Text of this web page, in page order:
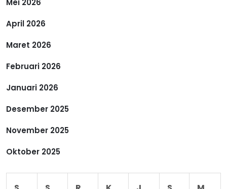
p
o
s
Mei 2026
April 2026
Maret 2026
Februari 2026
Januari 2026
Desember 2025
November 2025
Oktober 2025